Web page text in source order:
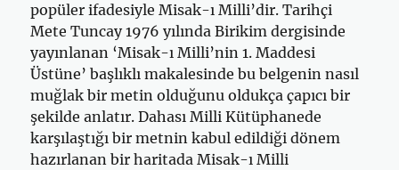
popüler ifadesiyle Misak-ı Milli’dir. Tarihçi
Mete Tuncay 1976 yılında Birikim dergisinde
yayınlanan ‘Misak-ı Milli’nin 1. Maddesi
Üstüne’ başlıklı makalesinde bu belgenin nasıl
muğlak bir metin olduğunu oldukça çapıcı bir
şekilde anlatır. Dahası Milli Kütüphanede
karşılaştığı bir metnin kabul edildiği dönem
hazırlanan bir haritada Misak-ı Milli